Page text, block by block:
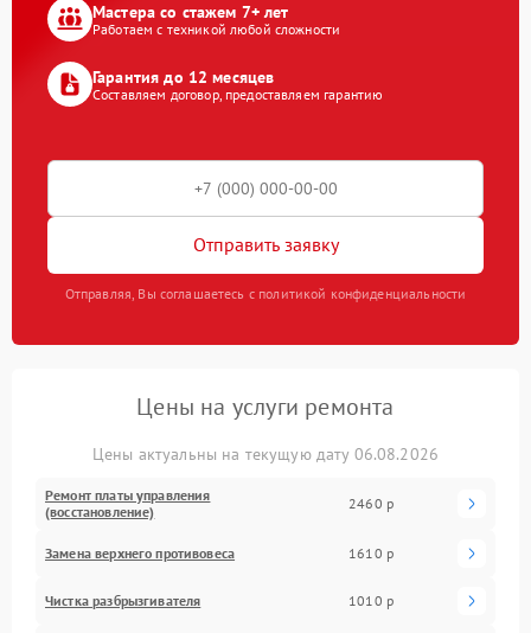
Мастера со стажем 7+ лет
Работаем с техникой любой сложности
Гарантия до 12 месяцев
Составляем договор, предоставляем гарантию
Отправить заявку
Отправляя, Вы соглашаетесь с политикой конфиденциальности
Цены на услуги ремонта
Цены актуальны на текущую дату 06.08.2026
Ремонт платы управления
(восстановление)
2460 р
Замена верхнего противовеса 1610 р
Чистка разбрызгивателя 1010 р